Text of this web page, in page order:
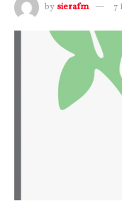
by sierafm 7